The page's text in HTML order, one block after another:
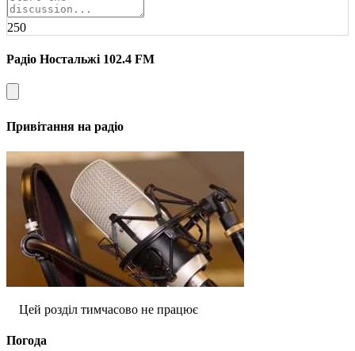
250
Радіо Ностальжі 102.4 FM
Привітання на радіо
Цей розділ тимчасово не працює
Погода